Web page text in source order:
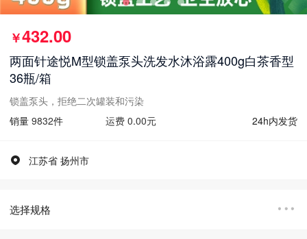
￥432.00
两面针途悦M型锁盖泵头洗发水沐浴露400g白茶香型
36瓶/箱
锁盖泵头，拒绝二次罐装和污染
销量 9832件 运费 0.00元 24h内发货
江苏省 扬州市
选择规格